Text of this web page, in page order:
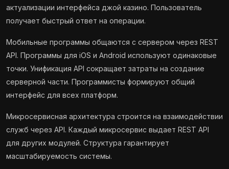
актуализации интерфейса джой казино. Пользователь
получает быстрый ответ на операции.
Мобильные программы общаются с сервером через REST
API. Программы для iOS и Android используют одинаковые
точки. Унификация API сокращает затраты на создание
серверной части. Программисты формируют общий
интерфейс для всех платформ.
Микросервисная архитектура строится на взаимодействии
служб через API. Каждый микросервис выдает REST API
для других модулей. Структура гарантирует
масштабируемость системы.